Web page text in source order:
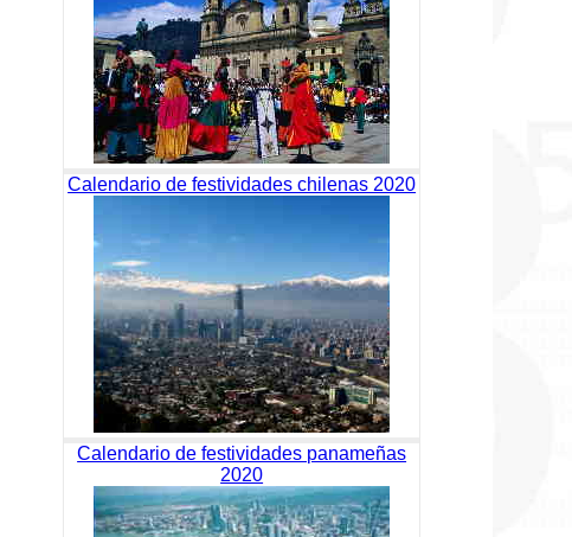
Calendario de festividades chilenas 2020
Calendario de festividades panameñas
2020